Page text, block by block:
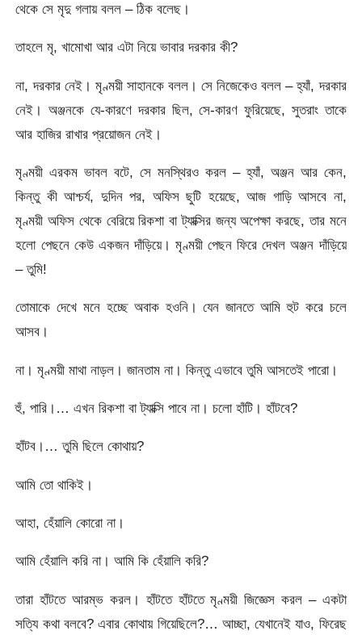
থেকে সে মৃদু গলায় বলল – ঠিক বলেছ।
তাহলে মৃ, খামোখা আর এটা নিয়ে ভাবার দরকার কী?
না, দরকার নেই। মৃণ্ময়ী সাহানকে বলল। সে নিজেকেও বলল – হ্যাঁ, দরকার
নেই। অঞ্জনকে যে-কারণে দরকার ছিল, সে-কারণ ফুরিয়েছে, সুতরাং তাকে
আর হাজির রাখার প্রয়োজন নেই।
মৃণ্ময়ী এরকম ভাবল বটে, সে মনস্থিরও করল – হ্যাঁ, অঞ্জন আর কেন,
কিন্তু কী আশ্চর্য, দুদিন পর, অফিস ছুটি হয়েছে, আজ গাড়ি আসবে না,
মৃণ্ময়ী অফিস থেকে বেরিয়ে রিকশা বা ট্যাক্সির জন্য অপেক্ষা করছে, তার মনে
হলো পেছনে কেউ একজন দাঁড়িয়ে। মৃণ্ময়ী পেছন ফিরে দেখল অঞ্জন দাঁড়িয়ে
– তুমি!
তোমাকে দেখে মনে হচ্ছে অবাক হওনি। যেন জানতে আমি হুট করে চলে
আসব।
না। মৃণ্ময়ী মাথা নাড়ল। জানতাম না। কিন্তু এভাবে তুমি আসতেই পারো।
হুঁ, পারি।… এখন রিকশা বা ট্যাক্সি পাবে না। চলো হাঁটি। হাঁটবে?
হাঁটব।… তুমি ছিলে কোথায়?
আমি তো থাকিই।
আহা, হেঁয়ালি কোরো না।
আমি হেঁয়ালি করি না। আমি কি হেঁয়ালি করি?
তারা হাঁটতে আরম্ভ করল। হাঁটতে হাঁটতে মৃণ্ময়ী জিজ্ঞেস করল – একটা
সত্যি কথা বলবে? এবার কোথায় গিয়েছিলে?… আচ্ছা, যেখানেই যাও, ফিরেছ